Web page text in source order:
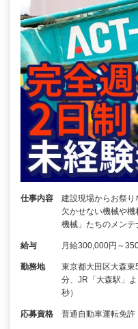
仕事内容
建設現場からお祭
欠かせない機械や機
機械」たちのメン
給与 月給300,000円～
勤務地
東京都大田区大森
分、JR「大森駅」
秒）
応募資格 普通自動車運転免許